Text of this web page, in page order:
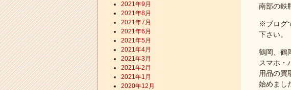
南部の鉄
※ブログ
下さい。
鶴岡、鶴
スマホ・
用品の買
始めまし
2021年9月
2021年8月
2021年7月
2021年6月
2021年5月
2021年4月
2021年3月
2021年2月
2021年1月
2020年12月